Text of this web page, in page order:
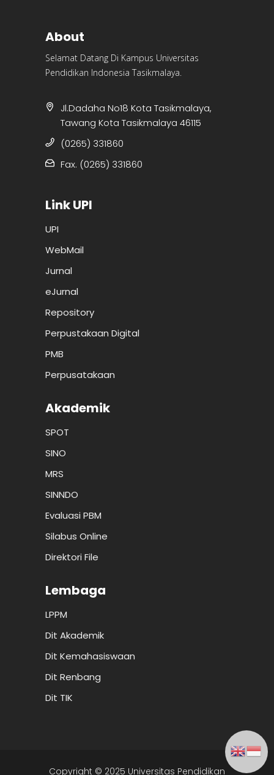
About
Selamat Datang Di Kampus Universitas
Pendidikan Indonesia Tasikmalaya.
Jl.Dadaha No18 Kota Tasikmalaya,
Tawang Kota Tasikmalaya 46115
(0265) 331860
Fax. (0265) 331860
Link UPI
UPI
WebMail
Jurnal
eJurnal
Repository
Perpustakaan Digital
PMB
Perpusatakaan
Akademik
SPOT
SINO
MRS
SINNDO
Evaluasi PBM
Silabus Online
Direktori File
Lembaga
LPPM
Dit Akademik
Dit Kemahasiswaan
Dit Renbang
Dit TIK
Copyright © 2025 Universitas Pendidikan